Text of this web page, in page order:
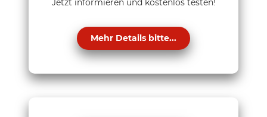
Jetzt informieren und kostenlos testen!
Mehr Details bitte...